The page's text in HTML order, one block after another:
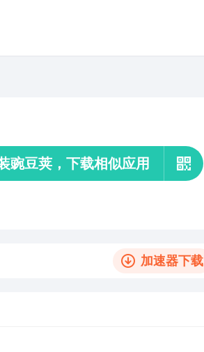
豌豆荚，下载相似应用
加速器下载